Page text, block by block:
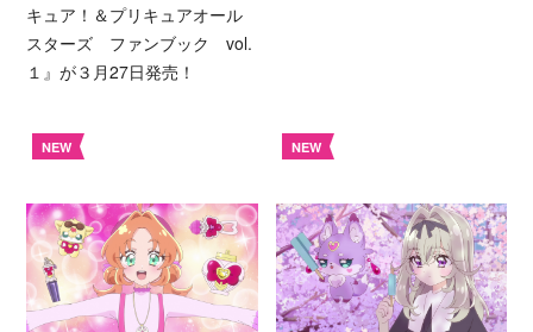
キュア！＆プリキュアオール
スターズ ファンブック vol.
１』が３月27日発売！
NEW NEW